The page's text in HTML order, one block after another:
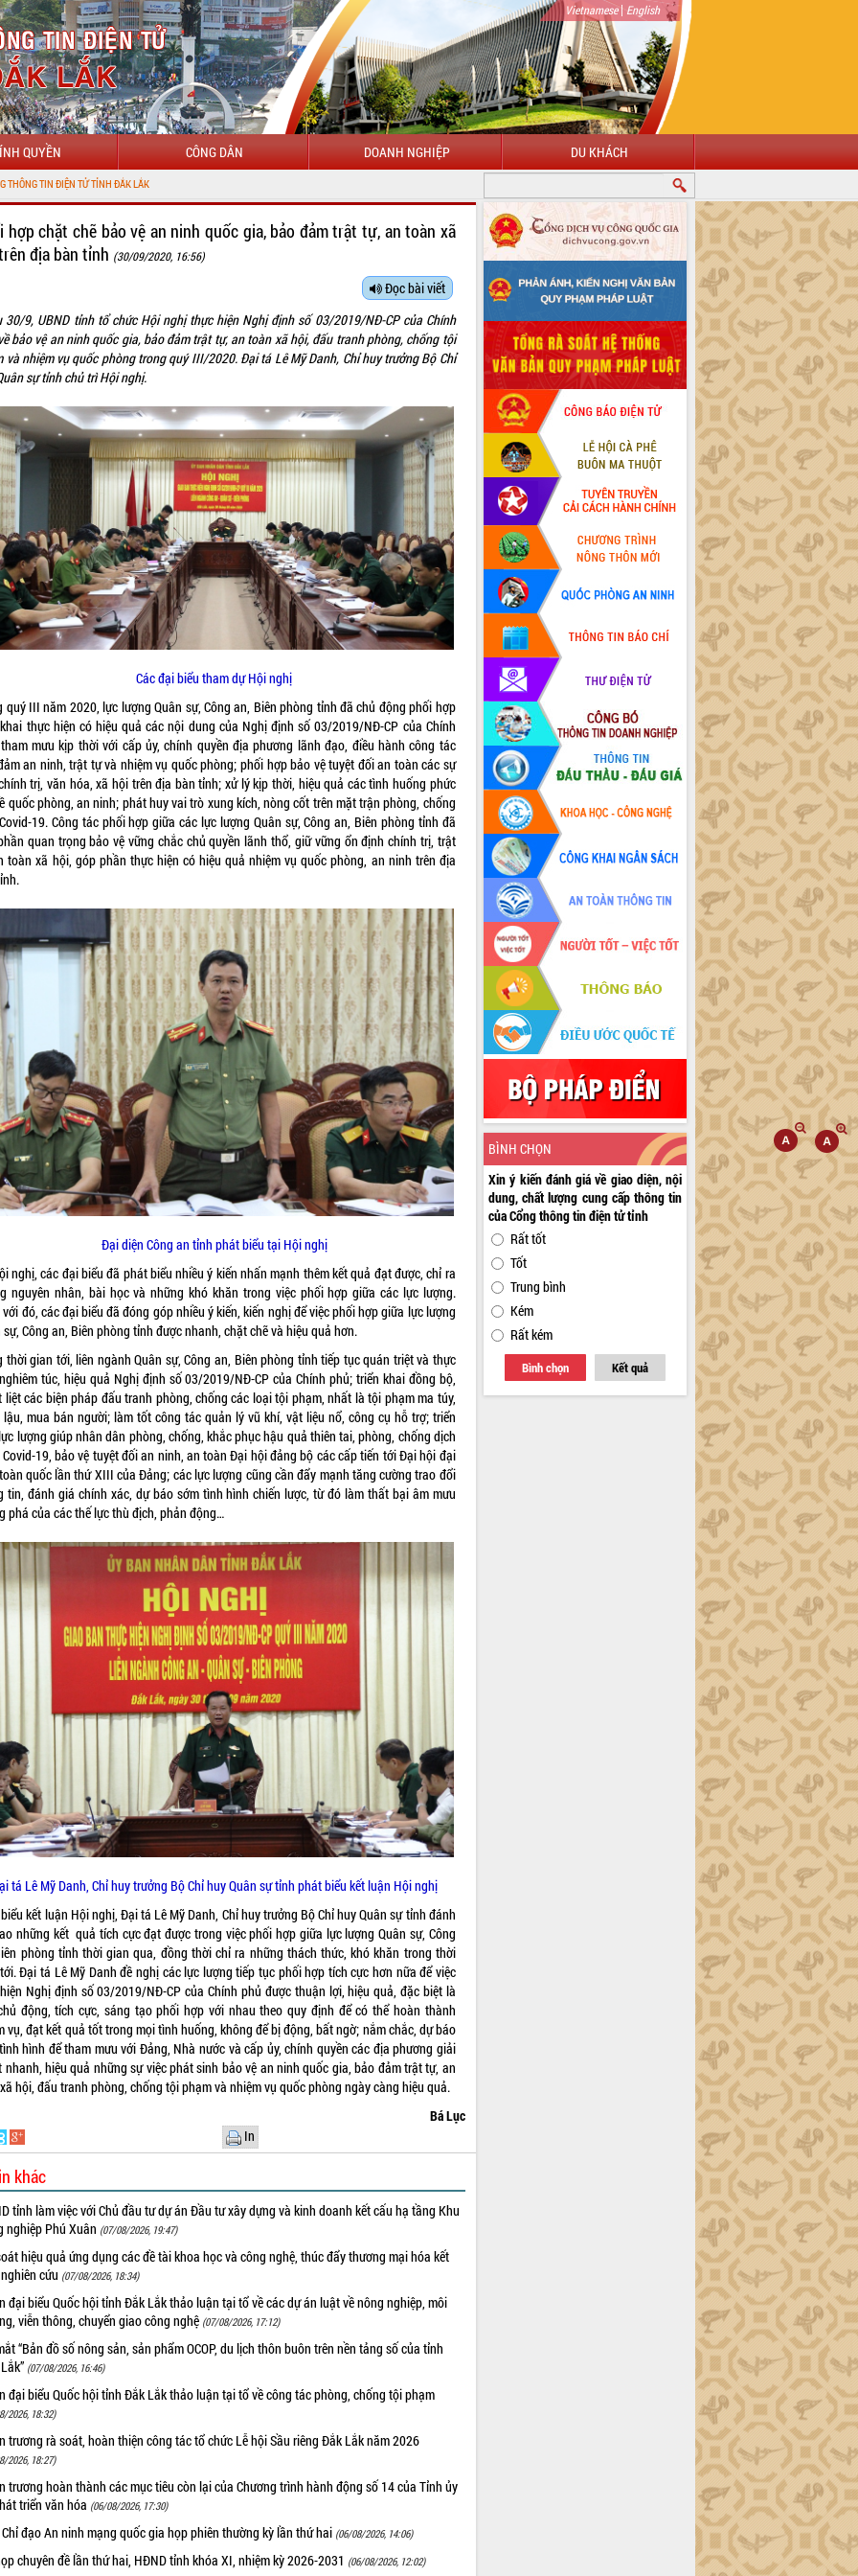
Vietnamese| English
QUYỀN CÔNG DÂN DOANH NGHIỆP DU KHÁCH
CHÀO MỪNG ĐẾN VỚI CỔNG THÔNG TIN ĐIỆN TỬ TỈNH ĐẮK LẮK
hợp chặt chẽ bảo vệ an ninh quốc gia, bảo đảm trật tự, an toàn xã
địa bàn tỉnh (30/09/2020, 16:56)
Đọc bài viết
30/9, UBND tỉnh tổ chức Hội nghị thực hiện Nghị định số 03/2019/NĐ-CP của Chính
bảo vệ an ninh quốc gia, bảo đảm trật tự, an toàn xã hội, đấu tranh phòng, chống tội
và nhiệm vụ quốc phòng trong quý III/2020. Đại tá Lê Mỹ Danh, Chỉ huy trưởng Bộ Chỉ
sự tỉnh chủ trì Hội nghị.
Các đại biểu tham dự Hội nghị
quý III năm 2020, lực lượng Quân sự, Công an, Biên phòng tỉnh đã chủ động phối hợp
thực hiện có hiệu quả các nội dung của Nghị định số 03/2019/NĐ-CP của Chính
mưu kịp thời với cấp ủy, chính quyền địa phương lãnh đạo, điều hành công tác
an ninh, trật tự và nhiệm vụ quốc phòng; phối hợp bảo vệ tuyệt đối an toàn các sự
trị, văn hóa, xã hội trên địa bàn tỉnh; xử lý kịp thời, hiệu quả các tình huống phức
quốc phòng, an ninh; phát huy vai trò xung kích, nòng cốt trên mặt trận phòng, chống
19. Công tác phối hợp giữa các lực lượng Quân sự, Công an, Biên phòng tỉnh đã
quan trọng bảo vệ vững chắc chủ quyền lãnh thổ, giữ vững ổn định chính trị, trật
toàn xã hội, góp phần thực hiện có hiệu quả nhiệm vụ quốc phòng, an ninh trên địa
Đại diện Công an tỉnh phát biểu tại Hội nghị
nghị, các đại biểu đã phát biểu nhiều ý kiến nhấn mạnh thêm kết quả đạt được, chỉ ra
nguyên nhân, bài học và những khó khăn trong việc phối hợp giữa các lực lượng.
với đó, các đại biểu đã đóng góp nhiều ý kiến, kiến nghị để việc phối hợp giữa lực lượng
sự, Công an, Biên phòng tỉnh được nhanh, chặt chẽ và hiệu quả hơn.
thời gian tới, liên ngành Quân sự, Công an, Biên phòng tỉnh tiếp tục quán triệt và thực
túc, hiệu quả Nghị định số 03/2019/NĐ-CP của Chính phủ; triển khai đồng bộ,
liệt các biện pháp đấu tranh phòng, chống các loại tội phạm, nhất là tội phạm ma túy,
lậu, mua bán người; làm tốt công tác quản lý vũ khí, vật liệu nổ, công cụ hỗ trợ; triển
lượng giúp nhân dân phòng, chống, khắc phục hậu quả thiên tai, phòng, chống dịch
19, bảo vệ tuyệt đối an ninh, an toàn Đại hội đảng bộ các cấp tiến tới Đại hội đại
quốc lần thứ XIII của Đảng; các lực lượng cũng cần đẩy mạnh tăng cường trao đổi
tin, đánh giá chính xác, dự báo sớm tình hình chiến lược, từ đó làm thất bại âm mưu
phá của các thế lực thù địch, phản động…
tá Lê Mỹ Danh, Chỉ huy trưởng Bộ Chỉ huy Quân sự tỉnh phát biểu kết luận Hội nghị
kết luận Hội nghị, Đại tá Lê Mỹ Danh, Chỉ huy trưởng Bộ Chỉ huy Quân sự tỉnh đánh
những kết quả tích cực đạt được trong việc phối hợp giữa lực lượng Quân sự, Công
phòng tỉnh thời gian qua, đồng thời chỉ ra những thách thức, khó khăn trong thời
Đại tá Lê Mỹ Danh đề nghị các lực lượng tiếp tục phối hợp tích cực hơn nữa để việc
Nghị định số 03/2019/NĐ-CP của Chính phủ được thuận lợi, hiệu quả, đặc biệt là
động, tích cực, sáng tạo phối hợp với nhau theo quy định để có thể hoàn thành
vụ, đạt kết quả tốt trong mọi tình huống, không để bị động, bất ngờ; nắm chắc, dự báo
hình để tham mưu với Đảng, Nhà nước và cấp ủy, chính quyền các địa phương giải
nhanh, hiệu quả những sự việc phát sinh bảo vệ an ninh quốc gia, bảo đảm trật tự, an
hội, đấu tranh phòng, chống tội phạm và nhiệm vụ quốc phòng ngày càng hiệu quả.
Bá Lục
In
khác
tỉnh làm việc với Chủ đầu tư dự án Đầu tư xây dựng và kinh doanh kết cấu hạ tầng Khu
nghiệp Phú Xuân (07/08/2026, 19:47)
hiệu quả ứng dụng các đề tài khoa học và công nghệ, thúc đẩy thương mại hóa kết
cứu (07/08/2026, 18:34)
đại biểu Quốc hội tỉnh Đắk Lắk thảo luận tại tổ về các dự án luật về nông nghiệp, môi
viễn thông, chuyển giao công nghệ (07/08/2026, 17:12)
“Bản đồ số nông sản, sản phẩm OCOP, du lịch thôn buôn trên nền tảng số của tỉnh
(07/08/2026, 16:46)
đại biểu Quốc hội tỉnh Đắk Lắk thảo luận tại tổ về công tác phòng, chống tội phạm
2026, 18:32)
trương rà soát, hoàn thiện công tác tổ chức Lễ hội Sầu riêng Đắk Lắk năm 2026
2026, 18:27)
trương hoàn thành các mục tiêu còn lại của Chương trình hành động số 14 của Tỉnh ủy
triển văn hóa (06/08/2026, 17:30)
đạo An ninh mạng quốc gia họp phiên thường kỳ lần thứ hai (06/08/2026, 14:06)
chuyên đề lần thứ hai, HĐND tỉnh khóa XI, nhiệm kỳ 2026-2031 (06/08/2026, 12:02)
BÌNH CHỌN
Xin ý kiến đánh giá về giao diện, nội
dung, chất lượng cung cấp thông tin
của Cổng thông tin điện tử tỉnh
Rất tốt
Tốt
Trung bình
Kém
Rất kém
Bình chọn Kết quả